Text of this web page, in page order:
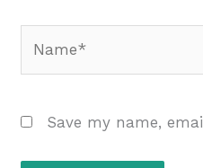
Save my name,